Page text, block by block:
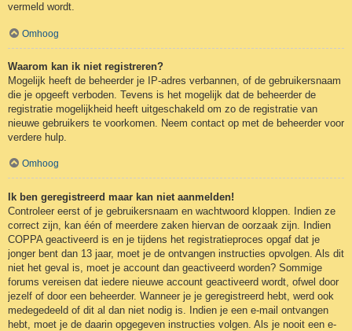
vermeld wordt.
Omhoog
Waarom kan ik niet registreren?
Mogelijk heeft de beheerder je IP-adres verbannen, of de gebruikersnaam
die je opgeeft verboden. Tevens is het mogelijk dat de beheerder de
registratie mogelijkheid heeft uitgeschakeld om zo de registratie van
nieuwe gebruikers te voorkomen. Neem contact op met de beheerder voor
verdere hulp.
Omhoog
Ik ben geregistreerd maar kan niet aanmelden!
Controleer eerst of je gebruikersnaam en wachtwoord kloppen. Indien ze
correct zijn, kan één of meerdere zaken hiervan de oorzaak zijn. Indien
COPPA geactiveerd is en je tijdens het registratieproces opgaf dat je
jonger bent dan 13 jaar, moet je de ontvangen instructies opvolgen. Als dit
niet het geval is, moet je account dan geactiveerd worden? Sommige
forums vereisen dat iedere nieuwe account geactiveerd wordt, ofwel door
jezelf of door een beheerder. Wanneer je je geregistreerd hebt, werd ook
medegedeeld of dit al dan niet nodig is. Indien je een e-mail ontvangen
hebt, moet je de daarin opgegeven instructies volgen. Als je nooit een e-